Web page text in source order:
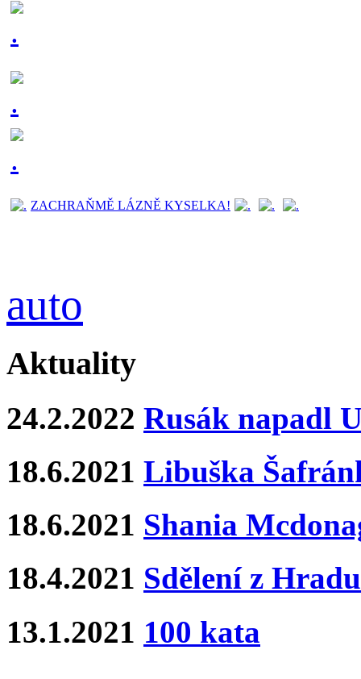
ZACHRAŇMĚ LÁZNĚ KYSELKA!
auto
Aktuality
24.2.2022 Rusák napadl
18.6.2021 Libuška
18.6.2021 Shania
18.4.2021 Sdělení z Hradu
13.1.2021 100 kata